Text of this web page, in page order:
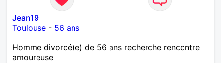
Jean19
Toulouse - 56 ans
Homme divorcé(e) de 56 ans recherche rencontre
amoureuse